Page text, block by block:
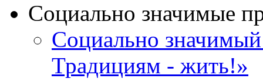
Социально значимые
Социально
Традициям - жить!»